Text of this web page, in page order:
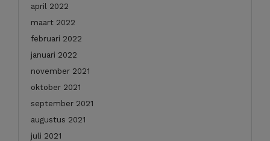
april 2022
maart 2022
februari 2022
januari 2022
november 2021
oktober 2021
september 2021
augustus 2021
juli 2021